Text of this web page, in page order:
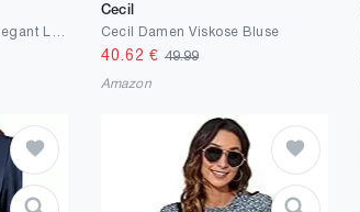
Cecil
Cecil Damen Viskose Bluse
40.62 € 49.99
Amazon